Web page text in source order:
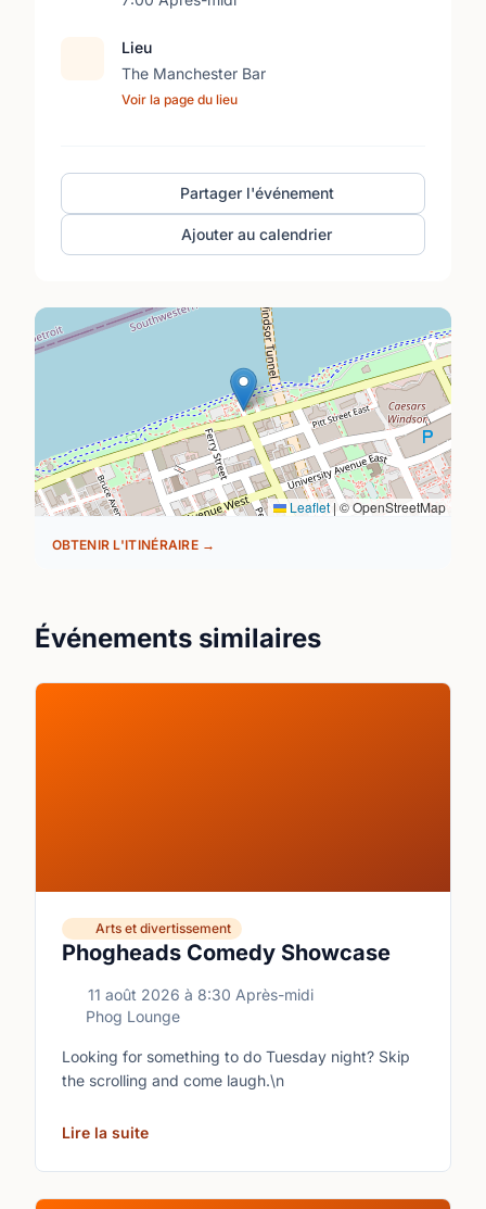
Lieu
The Manchester Bar
Voir la page du lieu
Partager l'événement
Ajouter au calendrier
Leaflet | © OpenStreetMap
OBTENIR L'ITINÉRAIRE →
Événements similaires
Phogheads Comedy Showcase
Arts et divertissement
11 août 2026 à 8:30 Après-midi
Phog Lounge
Looking for something to do Tuesday night? Skip
the scrolling and come laugh.\n
Lire la suite